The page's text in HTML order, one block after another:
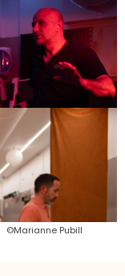
©Marianne Pubill